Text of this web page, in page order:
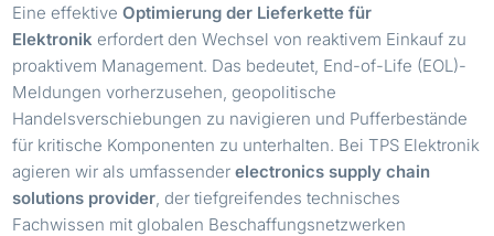
Eine effektiveOptimierung der Lieferkette für
Elektronik erfordert den Wechsel von reaktivem Einkauf zu
proaktivem Management. Das bedeutet, End-of-Life (EOL)-
Meldungen vorherzusehen, geopolitische
Handelsverschiebungen zu navigieren und Pufferbestände
für kritische Komponenten zu unterhalten. Bei TPS Elektronik
agieren wir als umfassenderelectronics supply chain
solutions provider , der tiefgreifendes technisches
Fachwissen mit globalen Beschaffungsnetzwerken